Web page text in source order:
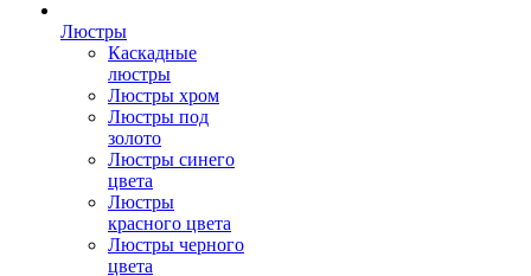
Люстры
Каскадные
люстры
Люстры хром
Люстры под
золото
Люстры синего
цвета
Люстры
красного цвета
Люстры черного
цвета